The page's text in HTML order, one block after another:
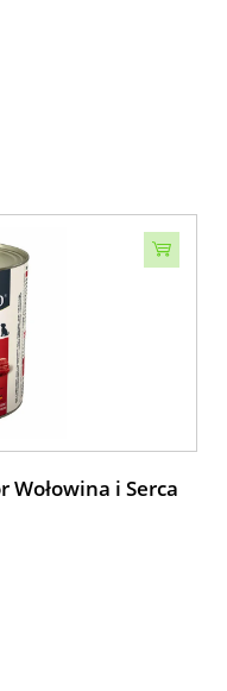
Wołowina i Serca